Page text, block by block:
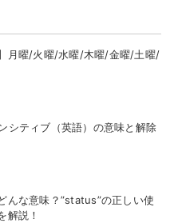
月曜/火曜/水曜/木曜/金曜/土曜/
シティブ（英語）の意味と解除
んな意味？”status”の正しい使
解説！